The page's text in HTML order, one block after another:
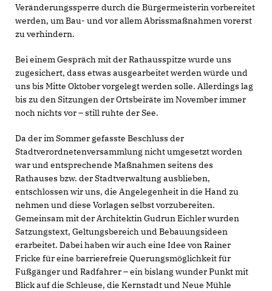
Veränderungssperre durch die Bürgermeisterin vorbereitet
werden, um Bau- und vor allem Abrissmaßnahmen vorerst
zu verhindern.
Bei einem Gespräch mit der Rathausspitze wurde uns
zugesichert, dass etwas ausgearbeitet werden würde und
uns bis Mitte Oktober vorgelegt werden solle. Allerdings lag
bis zu den Sitzungen der Ortsbeiräte im November immer
noch nichts vor – still ruhte der See.
Da der im Sommer gefasste Beschluss der
Stadtverordnetenversammlung nicht umgesetzt worden
war und entsprechende Maßnahmen seitens des
Rathauses bzw. der Stadtverwaltung ausblieben,
entschlossen wir uns, die Angelegenheit in die Hand zu
nehmen und diese Vorlagen selbst vorzubereiten.
Gemeinsam mit der Architektin Gudrun Eichler wurden
Satzungstext, Geltungsbereich und Bebauungsideen
erarbeitet. Dabei haben wir auch eine Idee von Rainer
Fricke für eine barrierefreie Querungsmöglichkeit für
Fußgänger und Radfahrer – ein bislang wunder Punkt mit
Blick auf die Schleuse, die Kernstadt und Neue Mühle